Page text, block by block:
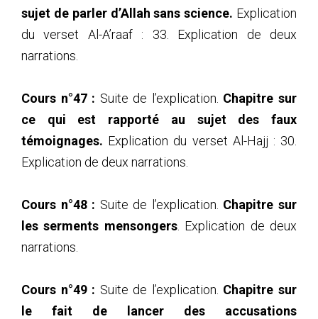
sujet de parler d’Allah sans science. Explication
du verset Al-A’raaf : 33. Explication de deux
narrations.
Cours n°47 : Suite de l’explication. Chapitre sur
ce qui est rapporté au sujet des faux
témoignages. Explication du verset Al-Hajj : 30.
Explication de deux narrations.
Cours n°48 : Suite de l’explication. Chapitre sur
les serments mensongers. Explication de deux
narrations.
Cours n°49 : Suite de l’explication. Chapitre sur
le fait de lancer des accusations